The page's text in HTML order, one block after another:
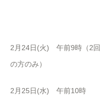
2月24日(火) 午前9時（2回
の方のみ）
2月25日(水) 午前10時